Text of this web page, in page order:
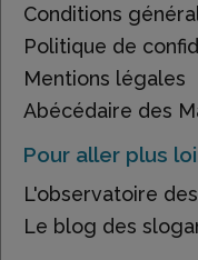
Conditions
Politique de
Mentions légales
Abécédaire des
Pour aller plus
L'observatoire
Le blog des